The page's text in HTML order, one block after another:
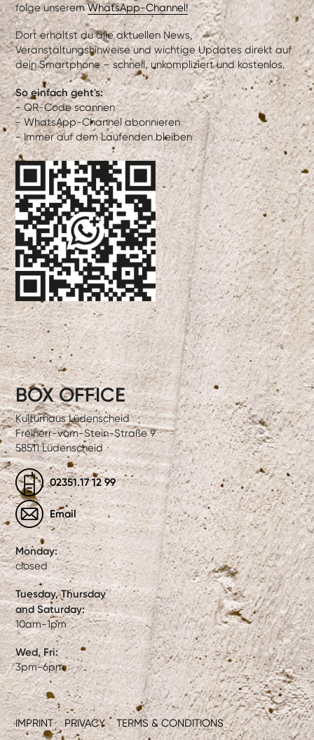
folge unseremWhatsApp-Channel!
Dort erhältst du alle aktuellen News,
Veranstaltungshinweise und wichtige Updates direkt auf
dein Smartphone – schnell, unkompliziert und kostenlos.
So einfach geht's:
- QR-Code scannen
- WhatsApp-Channel abonnieren
- Immer auf dem Laufenden bleiben
IMPRINT PRIVACY TERMS & CONDITIONS
BOX OFFICE
Kulturhaus Lüdenscheid
Freiherr-vom-Stein-Straße 9
58511 Lüdenscheid
02351.17 12 99
Email
Monday:
closed
Tuesday, Thursday
and Saturday:
10am-1pm
Wed, Fri:
3pm-6pm